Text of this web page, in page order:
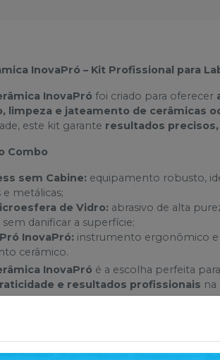
InovaPró – Kit Profissional para
InovaPró foi criado para oferecer
limpeza e jateamento de cerâmicas
este kit garante resultados
Combo
sem Cabine: equipamento robusto,
e metálicas;
de Vidro: abrasivo de alta
sem danificar a superfície;
InovaPró: instrumento ergonômico e
cerâmico.
InovaPró é a escolha perfeita para
e resultados profissionais